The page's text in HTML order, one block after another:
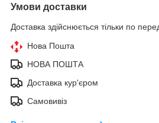
Умови доставки
Доставка здійснюється тільки по
Нова Пошта
НОВА ПОШТА
Доставка кур'єром
Самовивіз